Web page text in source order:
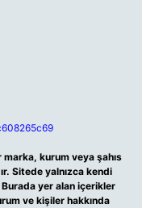
kurum veya şahıs
Sitede yalnızca kendi
Burada yer alan içerikler
ve kişiler hakkında